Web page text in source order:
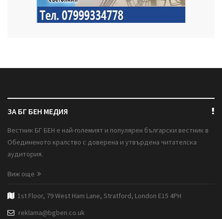
ЗА БГ БЕН МЕДИЯ
Вестник БГ БЕН е най-големият и популярен български вестник в
Обединеното кралство с доверена и утвърдена читателска
аудитория.
Виж още
1st Floor, 79 West Ham Lane, Stratford, London E15 4PH
reklama@bgben.co.uk